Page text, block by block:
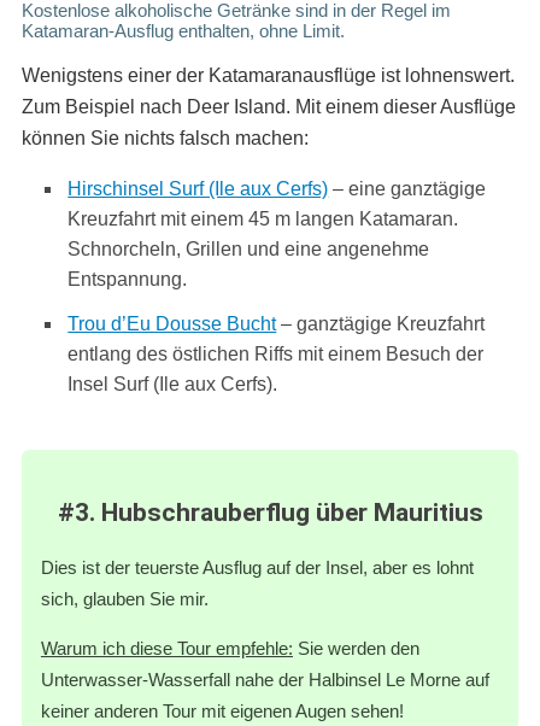
Kostenlose alkoholische Getränke sind in der Regel im
Katamaran-Ausflug enthalten, ohne Limit.
Wenigstens einer der Katamaranausflüge ist lohnenswert.
Zum Beispiel nach Deer Island. Mit einem dieser Ausflüge
können Sie nichts falsch machen:
Hirschinsel Surf (Ile aux Cerfs) – eine ganztägige
Kreuzfahrt mit einem 45 m langen Katamaran.
Schnorcheln, Grillen und eine angenehme
Entspannung.
Trou d’Eu Dousse Bucht– ganztägige Kreuzfahrt
entlang des östlichen Riffs mit einem Besuch der
Insel Surf (Ile aux Cerfs).
#3. Hubschrauberflug über Mauritius
Dies ist der teuerste Ausflug auf der Insel, aber es lohnt
sich, glauben Sie mir.
Warum ich diese Tour empfehle: Sie werden den
Unterwasser-Wasserfall nahe der Halbinsel Le Morne auf
keiner anderen Tour mit eigenen Augen sehen!